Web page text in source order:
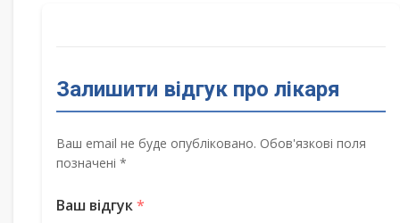
Залишити відгук про лікаря
Ваш email не буде опубліковано. Обов'язкові поля
позначені *
Ваш відгук*